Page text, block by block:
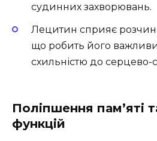
судинних захворювань.
Лецитин сприяє
що робить його
схильністю до
Поліпшення пам’яті
функцій